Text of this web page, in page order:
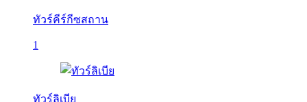
ทัวร์คีร์กีซสถาน
1
ทัวร์ลิเบีย